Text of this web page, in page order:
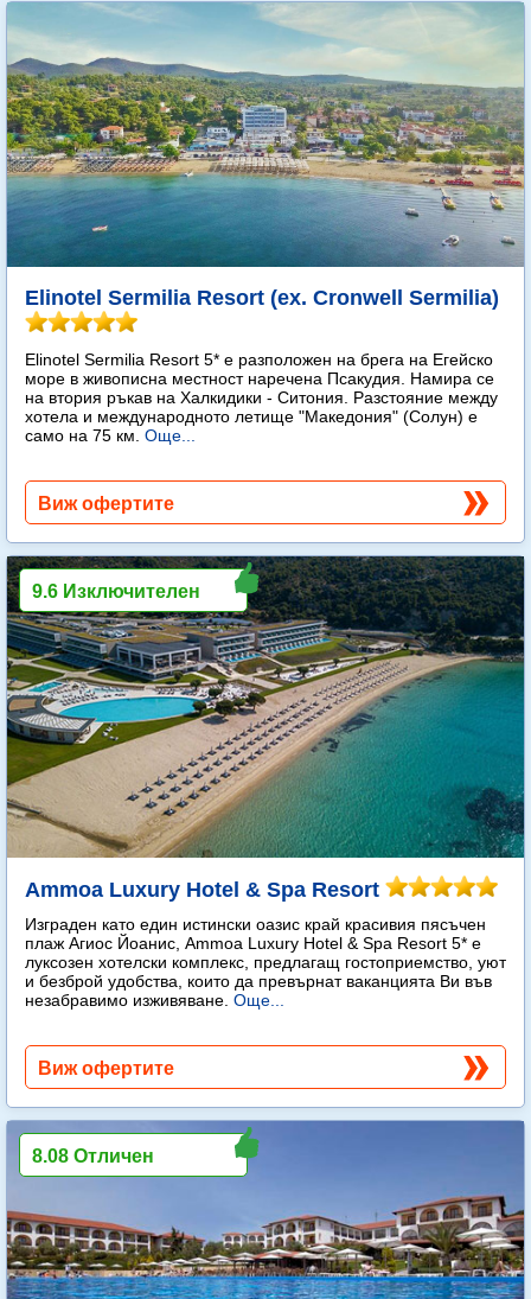
Elinotel Sermilia Resort (ex. Cronwell Sermilia)
Elinotel Sermilia Resort 5* е разположен на брега на Егейско
море в живописна местност наречена Псакудия. Намира се
на втория ръкав на Халкидики - Ситония. Разстояние между
хотела и международното летище "Македония" (Солун) е
само на 75 км. Още...
Виж офертите
Ammoa Luxury Hotel & Spa Resort
Изграден като един истински оазис край красивия пясъчен
плаж Агиос Йоанис, Ammoa Luxury Hotel & Spa Resort 5* е
луксозен хотелски комплекс, предлагащ гостоприемство, уют
и безброй удобства, които да превърнат ваканцията Ви във
незабравимо изживяване. Още...
9.6 Изключителен
Виж офертите
8.08 Отличен